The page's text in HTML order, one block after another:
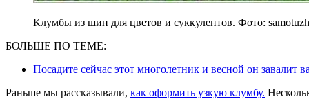
Клумбы из шин для цветов и суккулентов. Фото:
БОЛЬШЕ ПО ТЕМЕ:
Посадите сейчас этот многолетник и весной он
Раньше мы рассказывали, как оформить узкую клумбу.